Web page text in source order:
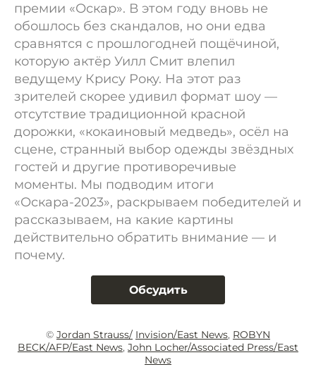
премии «Оскар». В этом году вновь не
обошлось без скандалов, но они едва
сравнятся с прошлогодней пощёчиной,
которую актёр Уилл Смит влепил
ведущему Крису Року. На этот раз
зрителей скорее удивил формат шоу —
отсутствие традиционной красной
дорожки, «кокаиновый медведь», осёл на
сцене, странный выбор одежды звёздных
гостей и другие противоречивые
моменты. Мы подводим итоги
«Оскара-2023», раскрываем победителей и
рассказываем, на какие картины
действительно обратить внимание — и
почему.
Обсудить
© Jordan Strauss/ Invision/East News, ROBYN
BECK/AFP/East News, John Locher/Associated Press/East
News